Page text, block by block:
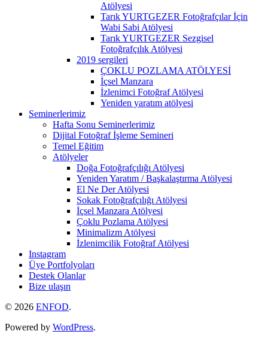
Atölyesi
Tarık YURTGEZER Fotoğrafçılar İçin
Wabi Sabi Atölyesi
Tarık YURTGEZER Sezgisel
Fotoğrafçılık Atölyesi
2019 sergileri
ÇOKLU POZLAMA ATÖLYESİ
İçsel Manzara
İzlenimci Fotoğraf Atölyesi
Yeniden yaratım atölyesi
Seminerlerimiz
Hafta Sonu Seminerlerimiz
Dijital Fotoğraf İşleme Semineri
Temel Eğitim
Atölyeler
Doğa Fotoğrafçılığı Atölyesi
Yeniden Yaratım / Başkalaştırma Atölyesi
El Ne Der Atölyesi
Sokak Fotoğrafçılığı Atölyesi
İçsel Manzara Atölyesi
Çoklu Pozlama Atölyesi
Minimalizm Atölyesi
İzlenimcilik Fotoğraf Atölyesi
Instagram
Üye Portfolyoları
Destek Olanlar
Bize ulaşın
© 2026 ENFOD.
Powered by WordPress.